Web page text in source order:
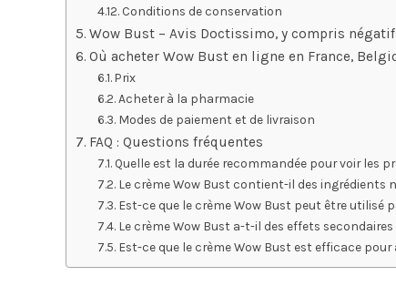
Conditions de conservation
Wow Bust – Avis Doctissimo, y compris
Où acheter Wow Bust en ligne en France,
Prix
Acheter à la pharmacie
Modes de paiement et de livraison
FAQ : Questions fréquentes
Quelle est la durée recommandée pour voir les
Le crème Wow Bust contient-il des ingrédients
Est-ce que le crème Wow Bust peut être utilisé
Le crème Wow Bust a-t-il des effets
Est-ce que le crème Wow Bust est efficace